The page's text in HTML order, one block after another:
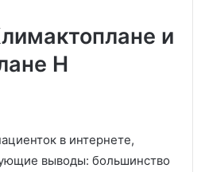
и
Н
в интернете,
выводы: большинство